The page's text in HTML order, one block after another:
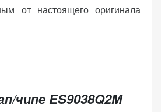
от настоящего оригинала
чипе ES9038Q2M